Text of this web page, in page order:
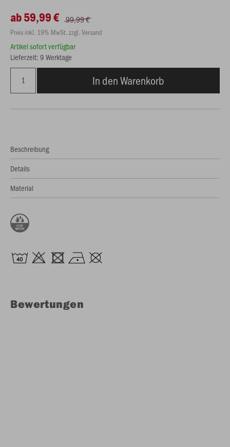
ab 59,99 € 99,99 €
Preis inkl. 19% MwSt. zzgl. Versand
Artikel sofort verfügbar
Lieferzeit: 9 Werktage
In den Warenkorb
Beschreibung
Details
Material
Bewertungen